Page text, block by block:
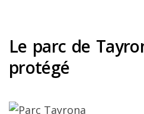
Le parc de
protégé